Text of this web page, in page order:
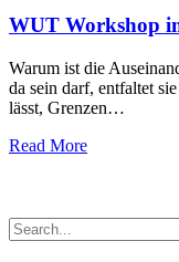
WUT Workshop
Warum ist die
da sein darf, entfaltet
lässt, Grenzen…
Read More